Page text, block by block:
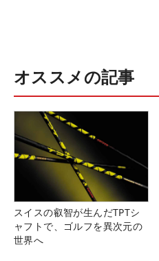
オススメの記事
スイスの叡智が生んだTPTシ
ャフトで、ゴルフを異次元の
世界へ